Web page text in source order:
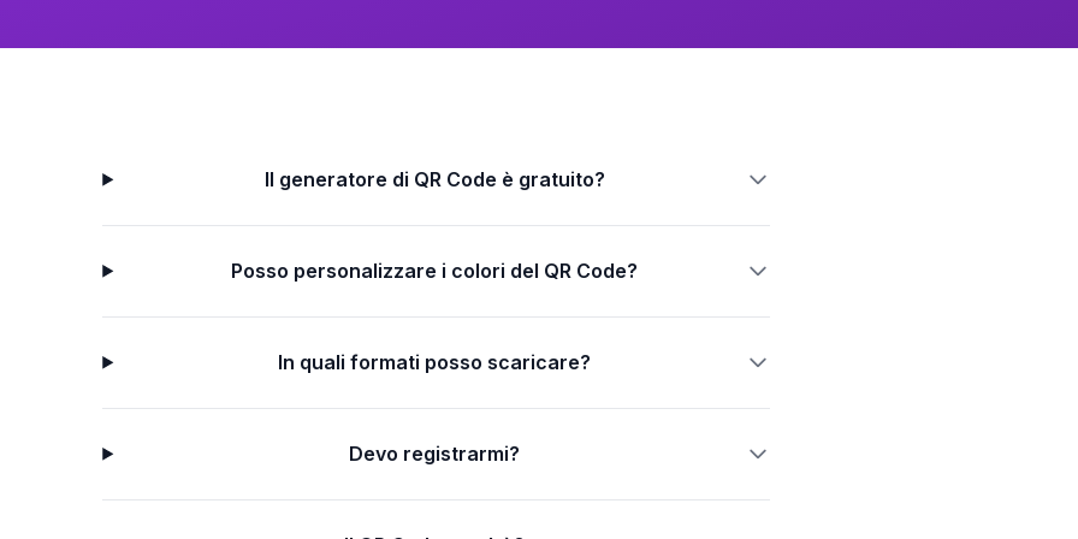
Il generatore di QR Code è gratuito?
Posso personalizzare i colori del QR Code?
In quali formati posso scaricare?
Devo registrarmi?